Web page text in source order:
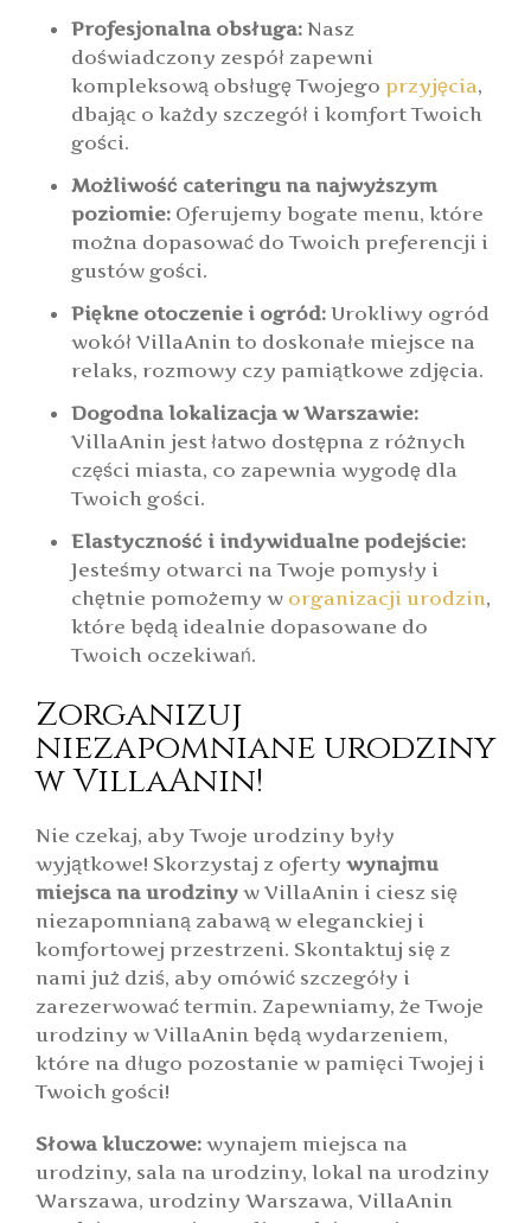
Profesjonalna obsługa: Nasz
doświadczony zespół zapewni
kompleksową obsługę Twojego przyjęcia,
dbając o każdy szczegół i komfort Twoich
gości.
Możliwość cateringu na najwyższym
poziomie: Oferujemy bogate menu, które
można dopasować do Twoich preferencji i
gustów gości.
Piękne otoczenie i ogród: Urokliwy ogród
wokół VillaAnin to doskonałe miejsce na
relaks, rozmowy czy pamiątkowe zdjęcia.
Dogodna lokalizacja w Warszawie:
VillaAnin jest łatwo dostępna z różnych
części miasta, co zapewnia wygodę dla
Twoich gości.
Elastyczność i indywidualne podejście:
Jesteśmy otwarci na Twoje pomysły i
chętnie pomożemy w organizacji urodzin,
które będą idealnie dopasowane do
Twoich oczekiwań.
Zorganizuj
niezapomniane urodziny
w VillaAnin!
Nie czekaj, aby Twoje urodziny były
wyjątkowe! Skorzystaj z oferty wynajmu
miejsca na urodziny w VillaAnin i ciesz się
niezapomnianą zabawą w eleganckiej i
komfortowej przestrzeni. Skontaktuj się z
nami już dziś, aby omówić szczegóły i
zarezerwować termin. Zapewniamy, że Twoje
urodziny w VillaAnin będą wydarzeniem,
które na długo pozostanie w pamięci Twojej i
Twoich gości!
Słowa kluczowe: wynajem miejsca na
urodziny, sala na urodziny, lokal na urodziny
Warszawa, urodziny Warszawa, VillaAnin